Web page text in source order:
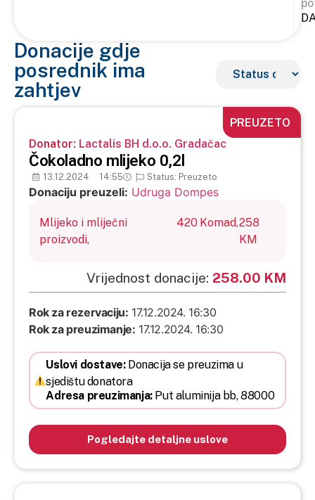
Donacije gdje
posrednik ima
zahtjev
PREUZETO
Donator: Lactalis BH d.o.o. Gradačac
Čokoladno mlijeko 0,2l
13.12.2024 14:55 Status: Preuzeto
Donaciju preuzeli: Udruga Dompes
Mlijeko i mliječni
proizvodi,
420Komad,258
KM
Vrijednost donacije: 258.00 KM
Rok za rezervaciju: 17.12.2024. 16:30
Rok za preuzimanje: 17.12.2024. 16:30
Uslovi dostave:Donacija se preuzima u
sjedištu donatora
Adresa preuzimanja: Put aluminija bb,88000
Pogledajte detaljne uslove